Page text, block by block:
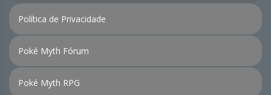
Política de Privacidade
Poké Myth Fórum
Poké Myth RPG